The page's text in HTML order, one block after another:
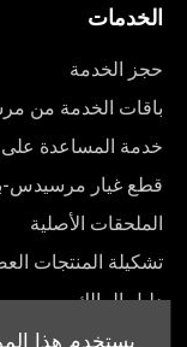
يستخدم هذا
الخدمات
حجز الخدمة
باقات الخدمة من
خدمة المساعدة
قطع غيار مرسيدس-
الملحقات الأصلية
تشكيلة المنتجات
دليل المالك